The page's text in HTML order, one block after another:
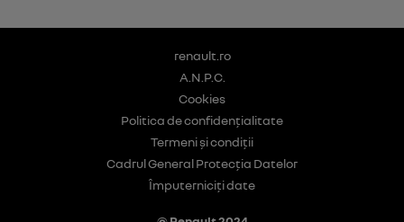
renault.ro
A.N.P.C.
Cookies
Politica de confidențialitate
Termeni și condiții
Cadrul General Protecția Datelor
Împuterniciți date